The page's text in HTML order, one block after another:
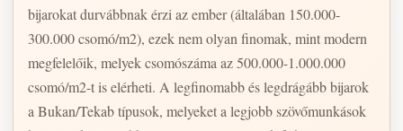
bijarokat durvábbnak érzi az ember (általában 150.000-
300.000 csomó/m2), ezek nem olyan finomak, mint modern
megfelelőik, melyek csomószáma az 500.000-1.000.000
csomó/m2-t is elérheti. A legfinomabb és legdrágább bijarok
a Bukan/Tekab típusok, melyeket a legjobb szövőmunkások